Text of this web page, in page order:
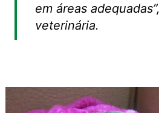
em áreas
veterinária.